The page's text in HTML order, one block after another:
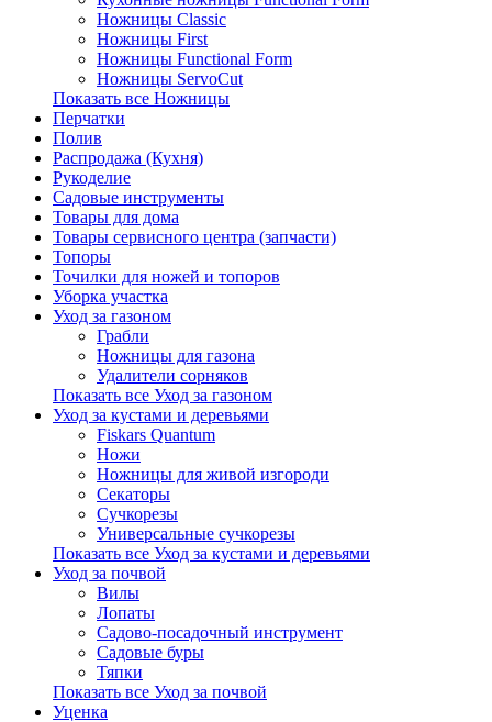
Ножницы Classic
Ножницы First
Ножницы Functional Form
Ножницы ServoCut
Показать все Ножницы
Перчатки
Полив
Распродажа (Кухня)
Рукоделие
Садовые инструменты
Товары для дома
Товары сервисного центра (запчасти)
Топоры
Точилки для ножей и топоров
Уборка участка
Уход за газоном
Грабли
Ножницы для газона
Удалители сорняков
Показать все Уход за газоном
Уход за кустами и деревьями
Fiskars Quantum
Ножи
Ножницы для живой изгороди
Секаторы
Сучкорезы
Универсальные сучкорезы
Показать все Уход за кустами и деревьями
Уход за почвой
Вилы
Лопаты
Садово-посадочный инструмент
Садовые буры
Тяпки
Показать все Уход за почвой
Уценка